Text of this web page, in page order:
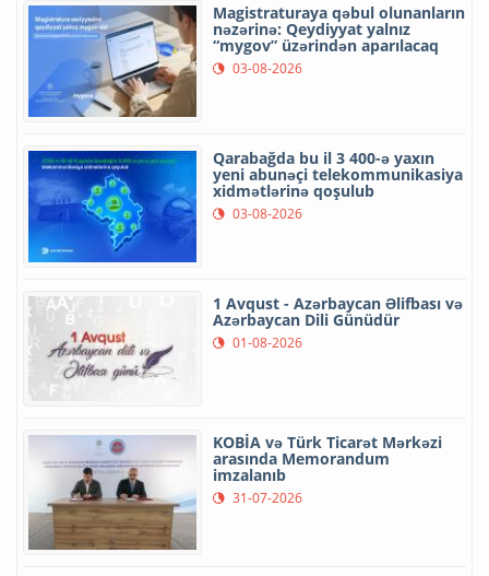
Magistraturaya qəbul olunanların
nəzərinə: Qeydiyyat yalnız
“mygov” üzərindən aparılacaq
03-08-2026
Qarabağda bu il 3 400-ə yaxın
yeni abunəçi telekommunikasiya
xidmətlərinə qoşulub
03-08-2026
1 Avqust - Azərbaycan Əlifbası və
Azərbaycan Dili Günüdür
01-08-2026
KOBİA və Türk Ticarət Mərkəzi
arasında Memorandum
imzalanıb
31-07-2026